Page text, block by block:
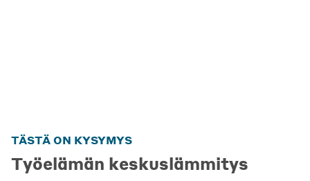
TÄSTÄ ON KYSYMYS
Työelämän keskuslämmitys